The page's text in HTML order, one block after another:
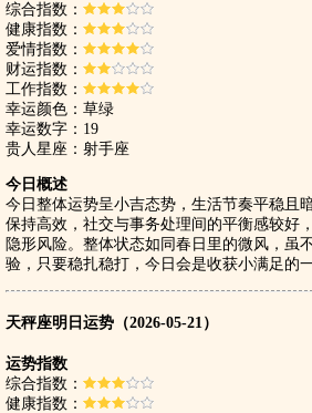
综合指数：
健康指数：
爱情指数：
财运指数：
工作指数：
幸运颜色：草绿
幸运数字：19
贵人星座：射手座
今日概述
今日整体运势呈小吉态势，生活节奏平稳且
保持高效，社交与事务处理间的平衡感较好
隐形风险。整体状态如同春日里的微风，虽
验，只要稳扎稳打，今日会是收获小满足的一
天秤座明日运势（2026-05-21）
运势指数
综合指数：
健康指数：